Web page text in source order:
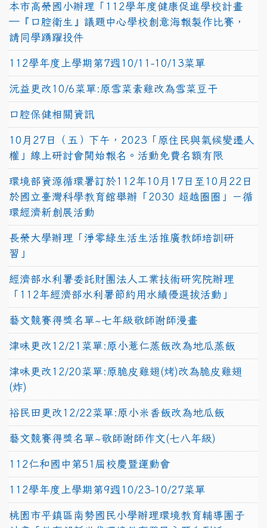
本市高榮國小辦理「112學年度健康促進學校計畫
─『口腔衛生』議題中心學校創意海報製作比賽，
請同學踴躍投件
112學年度上學期第7週10/11-10/13菜單
沅益更改10/6菜單:原雪菜素雞改為雪菜豆干
口腔保健相關資訊
10月27日（五）下午，2023「原住民與氣候變遷人
權」線上研討會開始報名。活動免費名額有限
環境部資源循環署訂於112年10月17日至10月22日
於國立臺灣科學教育館舉辦「2030 超越圈圈」－循
環經濟新創展活動
長榮大學辦理「淨零綠生活生活推廣教師培訓研
習」
經濟部水利署委託財團法人工業技術研究院辦理
「112年經濟部水利署節約用水績優選拔活動」
藝文競賽得獎名單~七年級敬師謝師漫畫
津味更改12/21菜單:原小薏仁蒸飯改為地瓜蒸飯
津味更改12/20菜單:原脆皮雞翅(烤)改為脆皮雞翅
(炸)
裕民田更改12/22菜單:原小米香飯改為地瓜飯
藝文競賽得獎名單~敬師謝師作文(七八年級)
112仁和國中第51屆校慶暨運動會
112學年度上學期第9週10/23-10/27菜單
桃園市平鎮區南勢國民小學辦理環境教育輔導團子